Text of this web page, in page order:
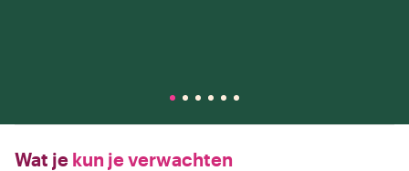
Wat je kun je verwachten